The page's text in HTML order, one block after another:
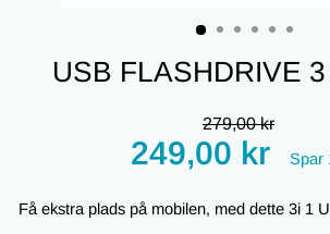
USB FLASHDRIVE
Regular
price
279,00 kr
Tilbudspris
249,00 kr Spar
Få ekstra plads på mobilen, med dette 3i 1